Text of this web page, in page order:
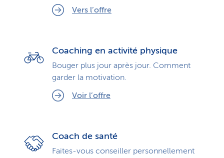
Vers l’offre
Coaching en activité physique
Bouger plus jour après jour. Comment
garder la motivation.
Voir l’offre
Coach de santé
Faites-vous conseiller personnellement